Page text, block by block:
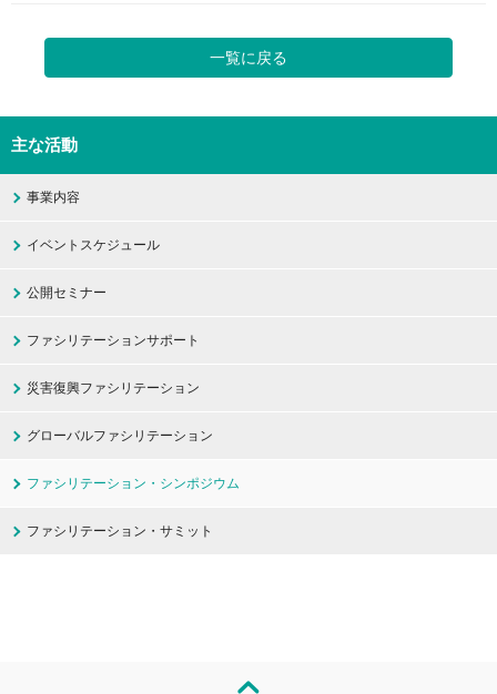
一覧に戻る
主な活動
事業内容
イベントスケジュール
公開セミナー
ファシリテーションサポート
災害復興ファシリテーション
グローバルファシリテーション
ファシリテーション・シンポジウム
ファシリテーション・サミット